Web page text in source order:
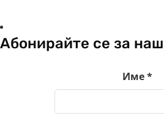
Абонирайте се за
Име*